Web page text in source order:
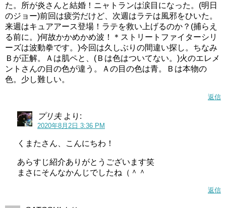
た。所が炎さんと結婚！ニャトランは涙目になった。(明日
のジョー)前回は疲労だけど、次週はラテは風邪をひいた。
来週はキュアアース登場！ラテを救い上げるのか？(捕らえ
る前に。)何故かかめかめ波！＊ストリートファイターシリ
ーズは波動拳です。)今回は久しぶりの間違い探し。ちなみ
Ｂが正解。Ａは肌ペと、(Ｂは色はついてない。)火のエレメ
ントさんの目の色が違う。Ａの目の色は青。Ｂは本物の
色。少し難しい。
返信
プリ夫 より:
2020年8月2日 3:36 PM
くまたさん、こんにちわ！
あらすじ紹介ありがとうございます笑
まさにそんなかんじでしたね（＾＾
返信